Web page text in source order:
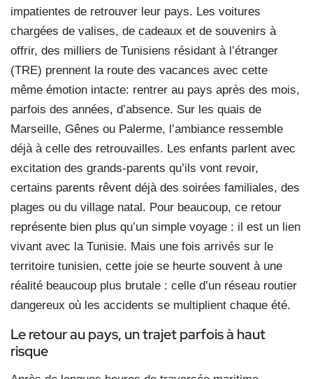
impatientes de retrouver leur pays. Les voitures
chargées de valises, de cadeaux et de souvenirs à
offrir, des milliers de Tunisiens résidant à l’étranger
(TRE) prennent la route des vacances avec cette
même émotion intacte: rentrer au pays après des mois,
parfois des années, d’absence. Sur les quais de
Marseille, Gênes ou Palerme, l’ambiance ressemble
déjà à celle des retrouvailles. Les enfants parlent avec
excitation des grands-parents qu’ils vont revoir,
certains parents rêvent déjà des soirées familiales, des
plages ou du village natal. Pour beaucoup, ce retour
représente bien plus qu’un simple voyage : il est un lien
vivant avec la Tunisie. Mais une fois arrivés sur le
territoire tunisien, cette joie se heurte souvent à une
réalité beaucoup plus brutale : celle d’un réseau routier
dangereux où les accidents se multiplient chaque été.
Le retour au pays, un trajet parfois à haut
risque